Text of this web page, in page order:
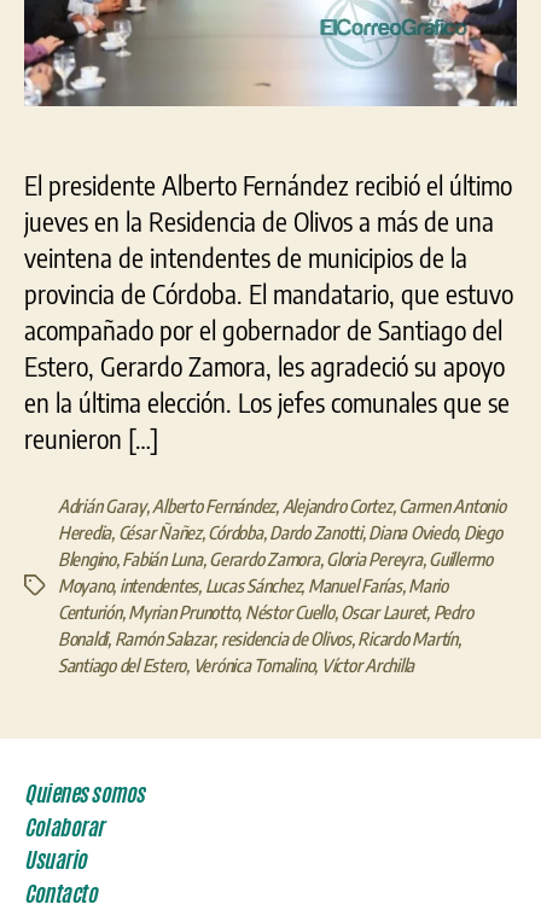
El presidente Alberto Fernández recibió el último
jueves en la Residencia de Olivos a más de una
veintena de intendentes de municipios de la
provincia de Córdoba. El mandatario, que estuvo
acompañado por el gobernador de Santiago del
Estero, Gerardo Zamora, les agradeció su apoyo
en la última elección. Los jefes comunales que se
reunieron […]
Etiquetas
Adrián Garay,Alberto Fernández, Alejandro Cortez,Carmen Antonio
Heredia, César Ñañez,Córdoba,Dardo Zanotti,Diana Oviedo, Diego
Blengino,Fabián Luna,Gerardo Zamora,Gloria Pereyra,Guillermo
Moyano, intendentes, Lucas Sánchez, Manuel Farías,Mario
Centurión,Myrian Prunotto, Néstor Cuello,Oscar Lauret, Pedro
Bonaldi, Ramón Salazar, residencia de Olivos,Ricardo Martín,
Santiago del Estero, Verónica Tomalino, Víctor Archilla
Quienes somos
Colaborar
Usuario
Contacto